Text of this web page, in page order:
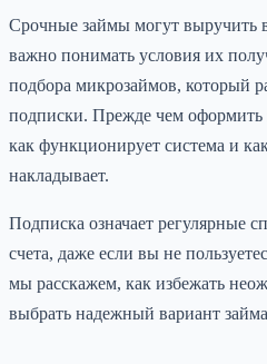
Срочные займы могут выручить
важно понимать условия их
подбора микрозаймов, который
подписки. Прежде чем оформить
как функционирует система и
накладывает.
Подписка означает регулярные
счета, даже если вы не
мы расскажем, как избежать
выбрать надежный вариант